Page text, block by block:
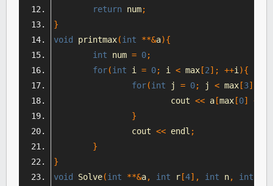
return num;
}
void
printmax(int **&a){
int num = 0;
for(int i = 0; i < max [2]; ++i ){
for(int j = 0; j < max [3];
			cout
<< a [max [0] +
}
		cout
<< endl ;
}
}
void
Solve(int **&a, int r [4], int n, int